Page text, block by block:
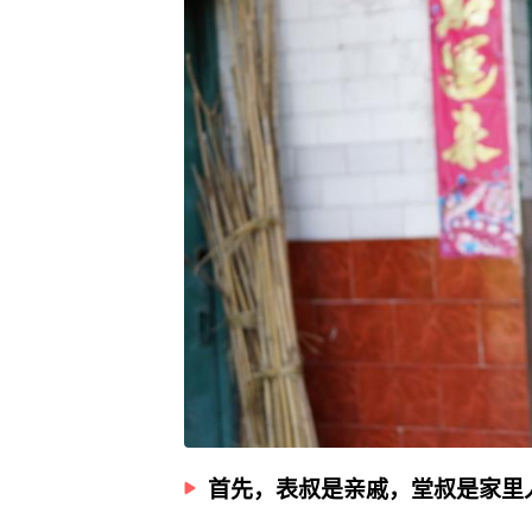
首先，表叔是亲戚，堂叔是家里